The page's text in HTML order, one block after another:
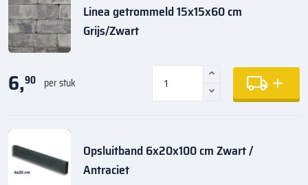
Linea getrommeld 15x15x60 cm
Grijs/Zwart
6,90 per stuk
Opsluitband 6x20x100 cm Zwart /
Antraciet